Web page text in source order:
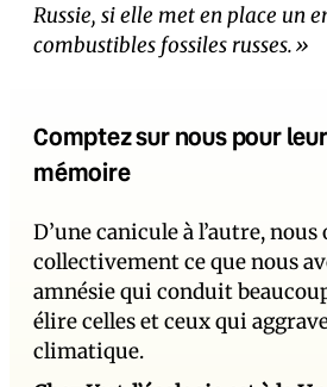
Russie, si elle met en place un
combustibles fossiles russes.»
Comptez sur nous pour
mémoire
D’une canicule à l’autre,
collectivement ce que nous
amnésie qui conduit
élire celles et ceux qui
climatique.